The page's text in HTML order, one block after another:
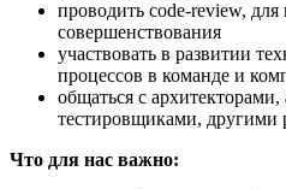
проводить code-review, для
совершенствования
участвовать в развитии
процессов в команде и
общаться с
тестировщиками, другими
Что для нас важно: